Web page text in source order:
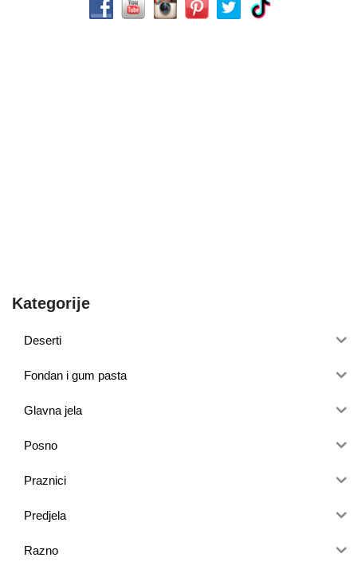
Kategorije
Deserti
Fondan i gum pasta
Glavna jela
Posno
Praznici
Predjela
Razno